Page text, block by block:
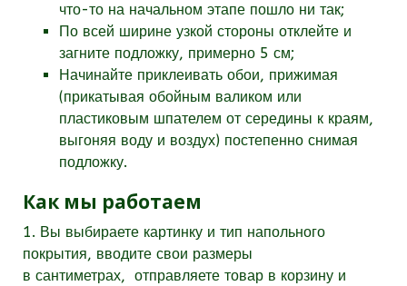
что-то на начальном этапе пошло ни так;
По всей ширине узкой стороны отклейте и
загните подложку, примерно 5 см;
Начинайте приклеивать обои, прижимая
(прикатывая обойным валиком или
пластиковым шпателем от середины к краям,
выгоняя воду и воздух) постепенно снимая
подложку.
Как мы работаем
1. Вы выбираете картинку и тип напольного
покрытия, вводите свои размеры
в сантиметрах, отправляете товар в корзину и